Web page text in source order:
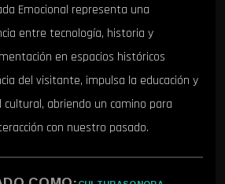
Emocional representa una
entre tecnología, historia y
en espacios históricos
del visitante, impulsa la educación y
abriendo un camino para
con nuestro pasado.